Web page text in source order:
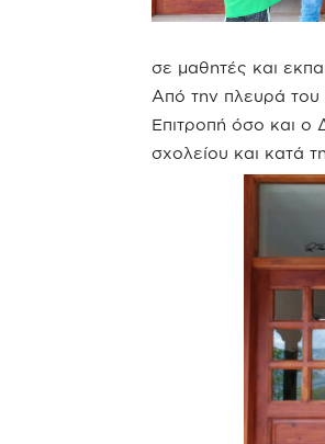
σε μαθητές και
Από την πλευρά του
Επιτροπή όσο και ο
σχολείου και κατά